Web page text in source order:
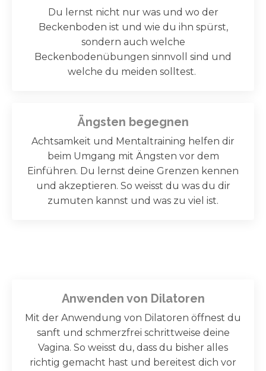
Du lernst nicht nur was und wo der
Beckenboden ist und wie du ihn spürst,
sondern auch welche
Beckenbodenübungen sinnvoll sind und
welche du meiden solltest.
Ängsten begegnen
Achtsamkeit und Mentaltraining helfen dir
beim Umgang mit Ängsten vor dem
Einführen. Du lernst deine Grenzen kennen
und akzeptieren. So weisst du was du dir
zumuten kannst und was zu viel ist.
Anwenden von Dilatoren
Mit der Anwendung von Dilatoren öffnest du
sanft und schmerzfrei schrittweise deine
Vagina. So weisst du, dass du bisher alles
richtig gemacht hast und bereitest dich vor